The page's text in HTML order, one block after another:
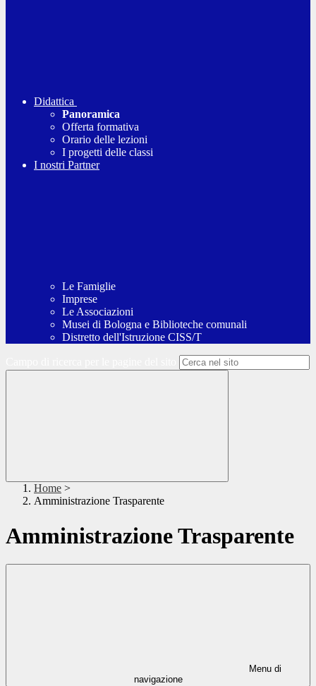
Didattica
Panoramica
Offerta formativa
Orario delle lezioni
I progetti delle classi
I nostri Partner
Le Famiglie
Imprese
Le Associazioni
Musei di Bologna e Biblioteche comunali
Distretto dell'Istruzione CISS/T
Home >
Amministrazione Trasparente
Amministrazione Trasparente
Menu di
navigazione